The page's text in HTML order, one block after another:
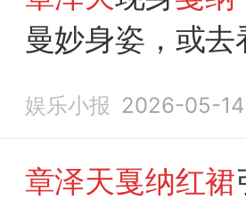
曼妙身姿，或去
娱乐小报 2026-05-14
章泽天戛纳红裙